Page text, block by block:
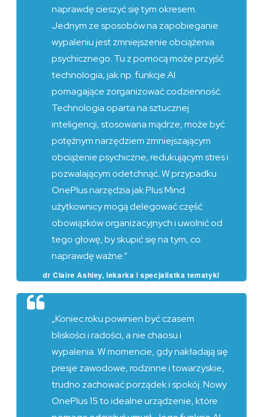
naprawdę cieszyć się tym okresem.
Jednym ze sposobów na zapobieganie
wypaleniu jest zmniejszenie obciążenia
psychicznego. Tu z pomocą może przyjść
technologia, jak np. funkcje AI
pomagające zorganizować codzienność.
Technologia oparta na sztucznej
inteligencji, stosowana mądrze, może być
potężnym narzędziem zmniejszającym
obciążenie psychiczne, redukującym stres i
pozwalającym odetchnąć.W przypadku
OnePlus narzędzia jak Plus Mind
użytkownicy mogą delegować część
obowiązków organizacyjnych i uwolnić od
tego głowę, by skupić się na tym, co
naprawdę ważne.”
dr Claire Ashley, lekarka i specjalistka tematyki
„Koniec roku powinien być czasem
bliskości i radości, a nie chaosu i
wypalenia. W momencie, gdy nakładają się
presje zawodowe, rodzinne i towarzyskie,
trudno zachować porządek i spokój. Nowy
OnePlus 15 to idealne urządzenie, które